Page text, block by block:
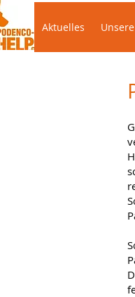
Aktuelles